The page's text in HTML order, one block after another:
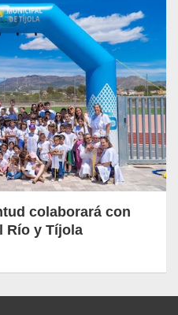
colaborará con
Río y Tíjola